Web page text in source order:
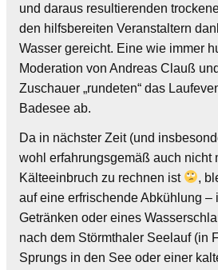
und daraus resultierenden
den hilfsbereiten Veranstaltern
Wasser gereicht. Eine wie immer
Moderation von Andreas Clauß
Zuschauer „rundeten“ das
Badesee ab.
Da in nächster Zeit (und
wohl erfahrungsgemäß auch nicht
Kälteeinbruch zu rechnen ist
,
auf eine erfrischende Abkühlung –
Getränken oder eines
nach dem Störmthaler Seelauf (in
Sprungs in den See oder einer